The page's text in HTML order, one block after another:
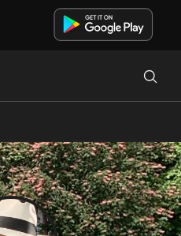
Posts
Ich wähle AfD bin kein